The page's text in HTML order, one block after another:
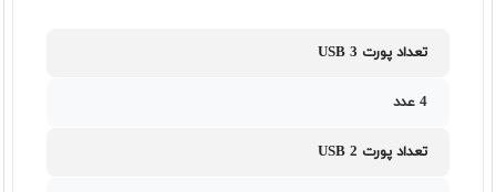
تعداد پورت USB 3
4 عدد
تعداد پورت USB 2